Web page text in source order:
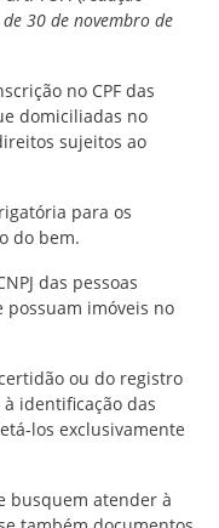
30 de novembro de
no CPF das
domiciliadas no
sujeitos ao
para os
do bem.
das pessoas
imóveis no
ou do registro
identificação das
los exclusivamente
busquem atender à